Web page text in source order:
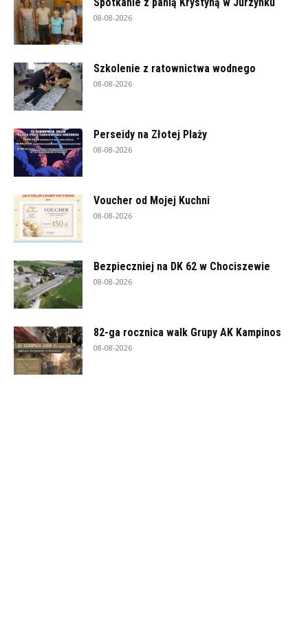
08-08-2026
Szkolenie z ratownictwa wodnego
08-08-2026
Perseidy na Złotej Plaży
08-08-2026
Voucher od Mojej Kuchni
08-08-2026
Bezpieczniej na DK 62 w Chociszewie
08-08-2026
82-ga rocznica walk Grupy AK Kampinos
08-08-2026